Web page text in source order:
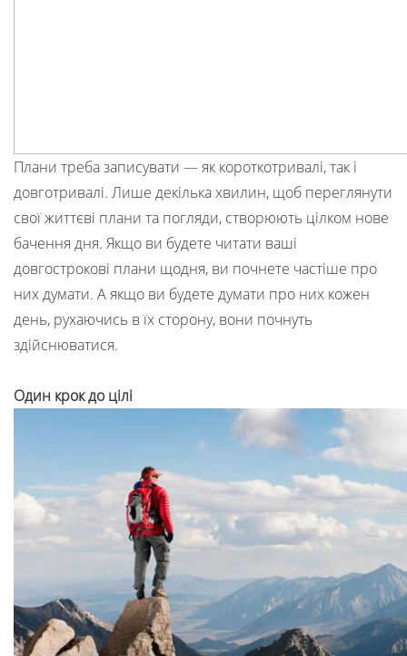
Плани треба записувати — як короткотривалі, так і
довготривалі. Лише декілька хвилин, щоб переглянути
свої життєві плани та погляди, створюють цілком нове
бачення дня. Якщо ви будете читати ваші
довгострокові плани щодня, ви почнете частіше про
них думати. А якщо ви будете думати про них кожен
день, рухаючись в їх сторону, вони почнуть
здійснюватися.
Один крок до цілі